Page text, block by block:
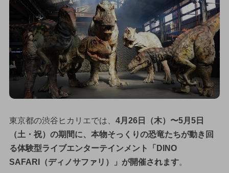
東京都の渋谷ヒカリエでは、 4月26日（木）〜5月5日
（土・祝）の期間に、本物そっくりの恐竜たちが動き回
る体験型ライブエンターテインメント「DINO
SAFARI（ディノサファリ）」が開催されます。